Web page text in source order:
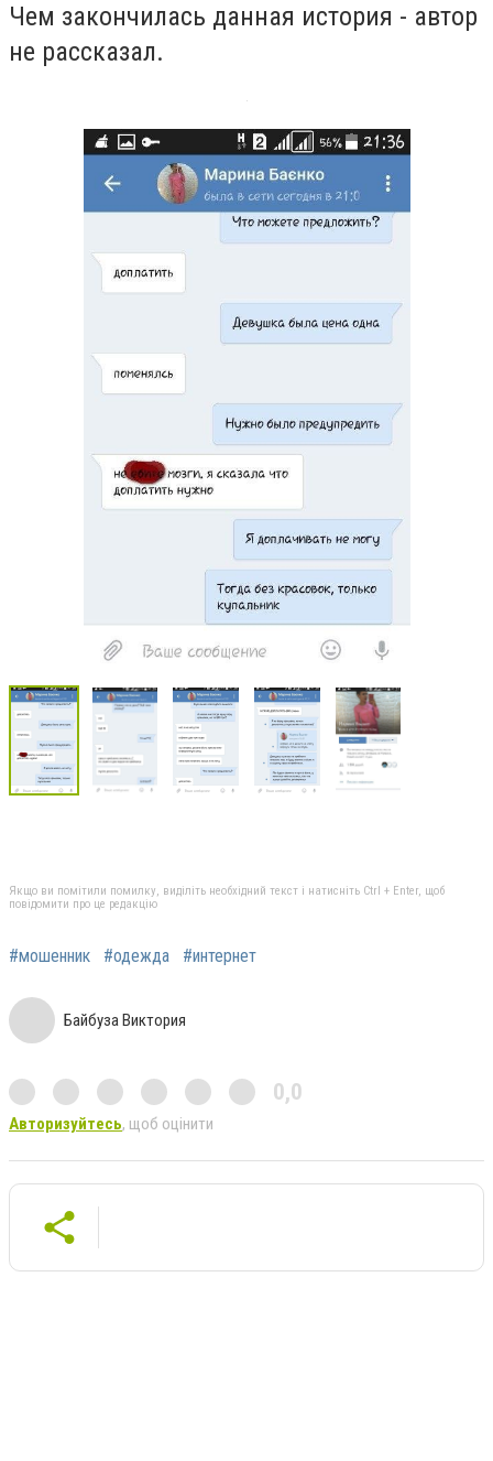
Чем закончилась данная история - автор
не рассказал.
Якщо ви помітили помилку, виділіть необхідний текст і натисніть Ctrl + Enter, щоб
повідомити про це редакцію
#мошенник #одежда #интернет
Байбуза Виктория
0,0
Авторизуйтесь, щоб оцінити